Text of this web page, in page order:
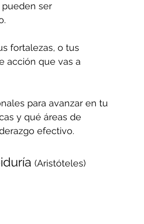
pueden ser
fortalezas, o tus
acción que vas a
para avanzar en tu
y qué áreas de
efectivo.
(Aristóteles)